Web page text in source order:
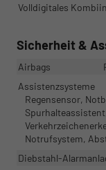
Volldigitales
Sicherheit &
Airbags
Assistenzsysteme
Regensensor,
Notrufsystem,
Diebstahl-